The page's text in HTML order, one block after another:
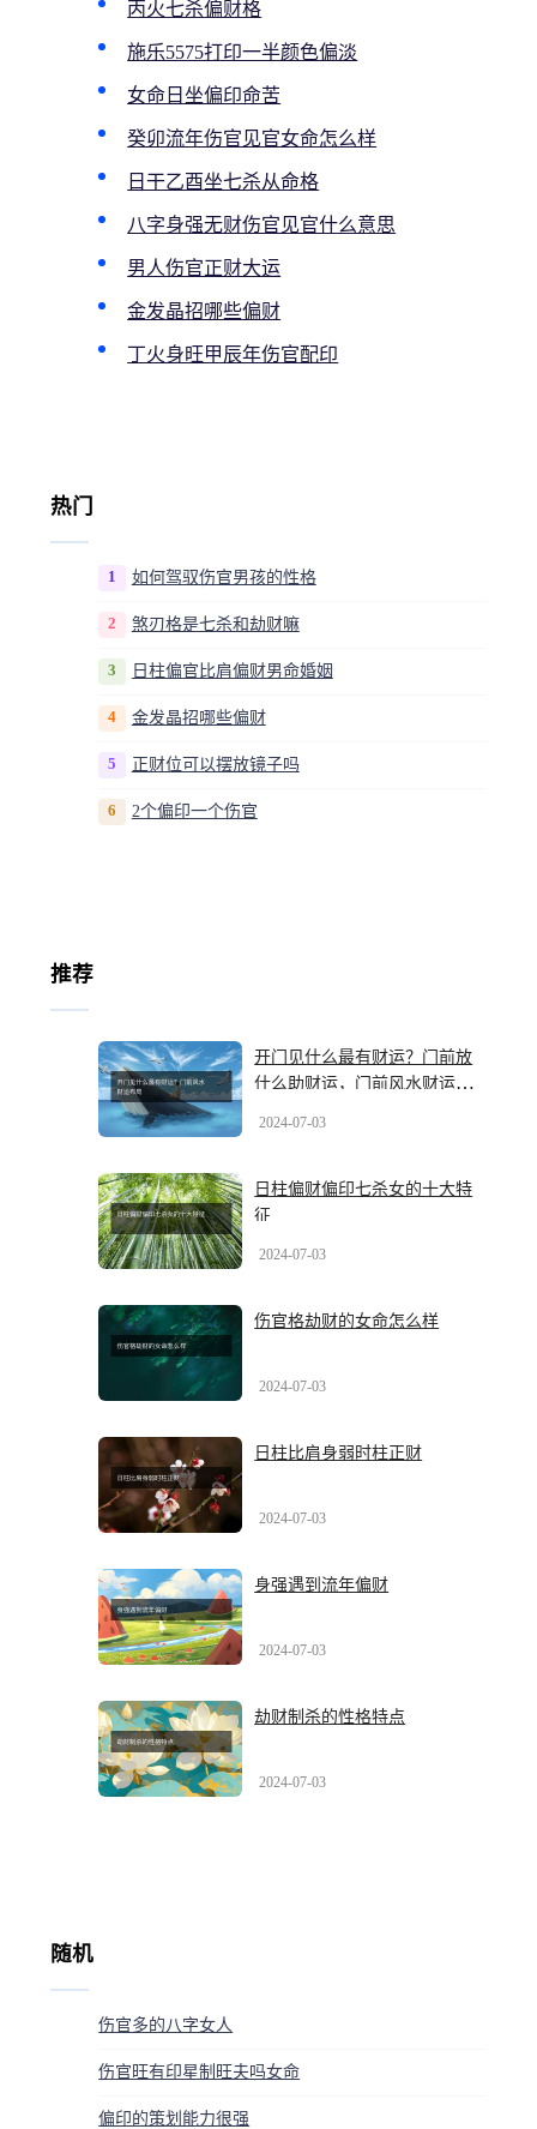
丙火七杀偏财格
施乐5575打印一半颜色偏淡
女命日坐偏印命苦
癸卯流年伤官见官女命怎么样
日干乙酉坐七杀从命格
八字身强无财伤官见官什么意思
男人伤官正财大运
金发晶招哪些偏财
丁火身旺甲辰年伤官配印
热门
1 如何驾驭伤官男孩的性格
2 煞刃格是七杀和劫财嘛
3 日柱偏官比肩偏财男命婚姻
4 金发晶招哪些偏财
5 正财位可以摆放镜子吗
6 2个偏印一个伤官
推荐
开门见什么最有财运？门前放
什么助财运，门前风水财运布
2024-07-03
日柱偏财偏印七杀女的十大特
征
2024-07-03
伤官格劫财的女命怎么样
2024-07-03
日柱比肩身弱时柱正财
2024-07-03
身强遇到流年偏财
2024-07-03
劫财制杀的性格特点
2024-07-03
随机
伤官多的八字女人
伤官旺有印星制旺夫吗女命
偏印的策划能力很强